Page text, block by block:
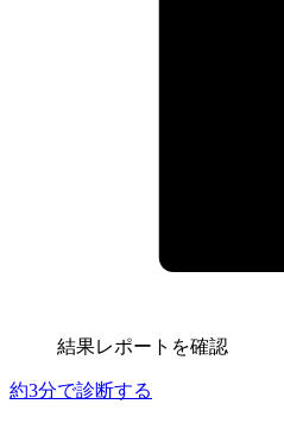
結果レポートを確認
約3分で診断する